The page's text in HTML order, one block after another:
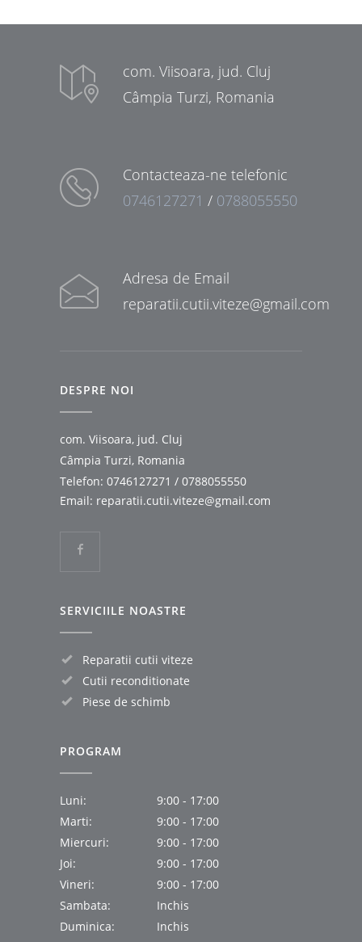
com. Viisoara, jud. Cluj
Câmpia Turzi, Romania
Contacteaza-ne telefonic
0746127271 / 0788055550
Adresa de Email
reparatii.cutii.viteze@gmail.com
DESPRE NOI
com. Viisoara, jud. Cluj
Câmpia Turzi, Romania
Telefon: 0746127271 / 0788055550
Email: reparatii.cutii.viteze@gmail.com
SERVICIILE NOASTRE
Reparatii cutii viteze
Cutii reconditionate
Piese de schimb
PROGRAM
Luni:
9:00 - 17:00
Marti:
9:00 - 17:00
Miercuri:
9:00 - 17:00
Joi:
9:00 - 17:00
Vineri:
9:00 - 17:00
Sambata:
Inchis
Duminica:
Inchis